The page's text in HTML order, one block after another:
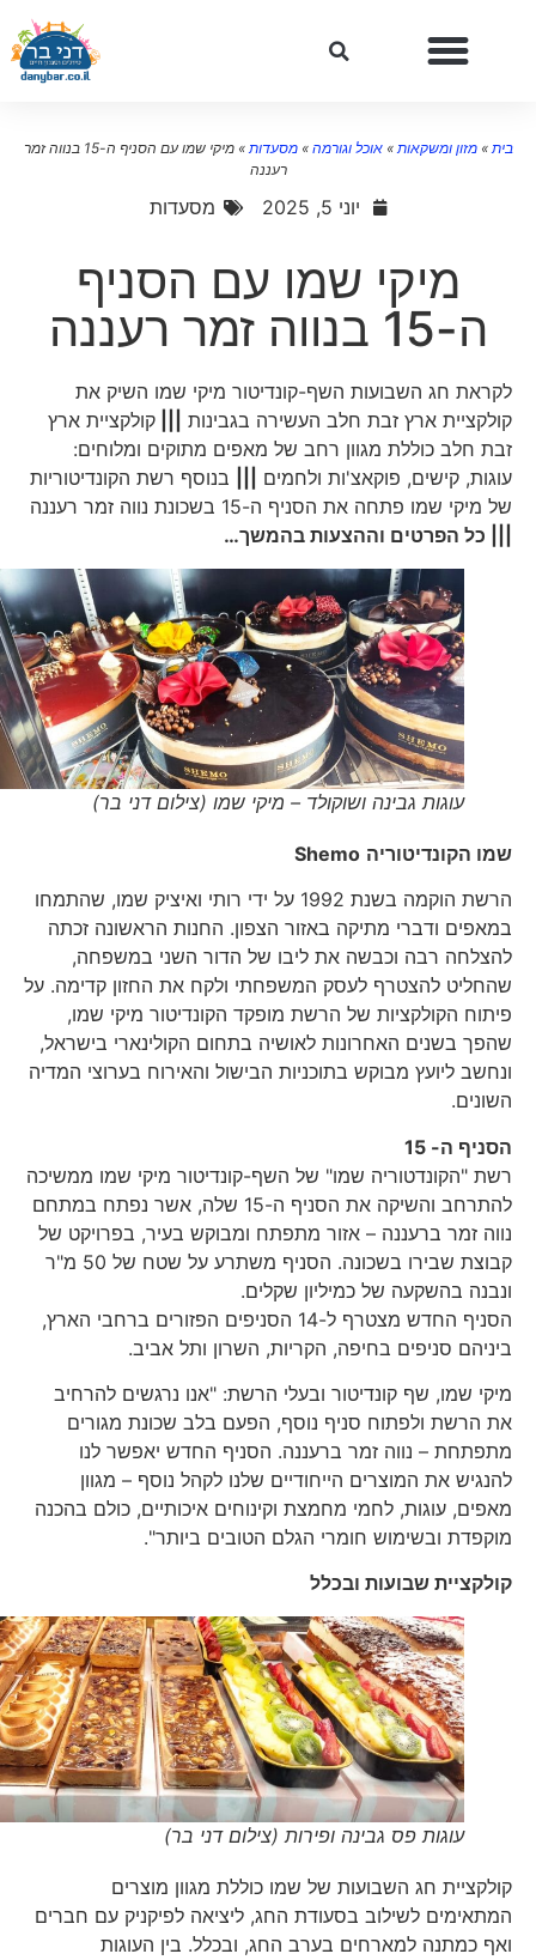
»מזון ומשקאות»אוכל וגורמה»מסעדות»
מיקי שמו עם הסניף ה-15 בנווה זמר
רעננה
יוני 5, 2025 מסעדות
מיקי שמו עם הסניף
ה-15 בנווה זמר רעננה
לקראת חג השבועות השף-קונדיטור מיקי שמו השיק את
קולקציית ארץ זבת חלב העשירה בגבינות|||
קולקציית ארץ
זבת חלב כוללת מגוון רחב של מאפים מתוקים ומלוחים:
עוגות, קישים, פוקאצ'ות ולחמים|||
בנוסף רשת הקונדיטוריות
של מיקי שמו פתחה את הסניף ה-15 בשכונת נווה זמר רעננה
||| כל הפרטים וההצעות בהמשך…
עוגות גבינה ושוקולד – מיקי שמו (צילום דני בר)
שמו הקונדיטוריה Shemo
הרשת הוקמה בשנת 1992 על ידי רותי ואיציק שמו, שהתמחו
במאפים ודברי מתיקה באזור הצפון. החנות הראשונה זכתה
להצלחה רבה וכבשה את ליבו של הדור השני במשפחה,
שהחליט להצטרף לעסק המשפחתי ולקח את החזון קדימה. על
פיתוח הקולקציות של הרשת מופקד הקונדיטור מיקי שמו,
שהפך בשנים האחרונות לאושיה בתחום הקולינארי בישראל,
ונחשב ליועץ מבוקש בתוכניות הבישול והאירוח בערוצי המדיה
השונים.
הסניף ה- 15
רשת "הקונדטוריה שמו" של השף-קונדיטור מיקי שמו ממשיכה
להתרחב והשיקה את הסניף ה-15 שלה, אשר נפתח במתחם
נווה זמר ברעננה – אזור מתפתח ומבוקש בעיר, בפרויקט של
קבוצת שבירו בשכונה. הסניף משתרע על שטח של 50 מ"ר
ונבנה בהשקעה של כמיליון שקלים.
הסניף החדש מצטרף ל-14 הסניפים הפזורים ברחבי הארץ,
ביניהם סניפים בחיפה, הקריות, השרון ותל אביב.
מיקי שמו, שף קונדיטור ובעלי הרשת: "אנו נרגשים להרחיב
את הרשת ולפתוח סניף נוסף, הפעם בלב שכונת מגורים
מתפתחת – נווה זמר ברעננה. הסניף החדש יאפשר לנו
להנגיש את המוצרים הייחודיים שלנו לקהל נוסף – מגוון
מאפים, עוגות, לחמי מחמצת וקינוחים איכותיים, כולם בהכנה
מוקפדת ובשימוש חומרי הגלם הטובים ביותר".
קולקציית שבועות ובכלל
עוגות פס גבינה ופירות (צילום דני בר)
קולקציית חג השבועות של שמו כוללת מגוון מוצרים
המתאימים לשילוב בסעודת החג, ליציאה לפיקניק עם חברים
ואף כמתנה למארחים בערב החג, ובכלל. בין העוגות